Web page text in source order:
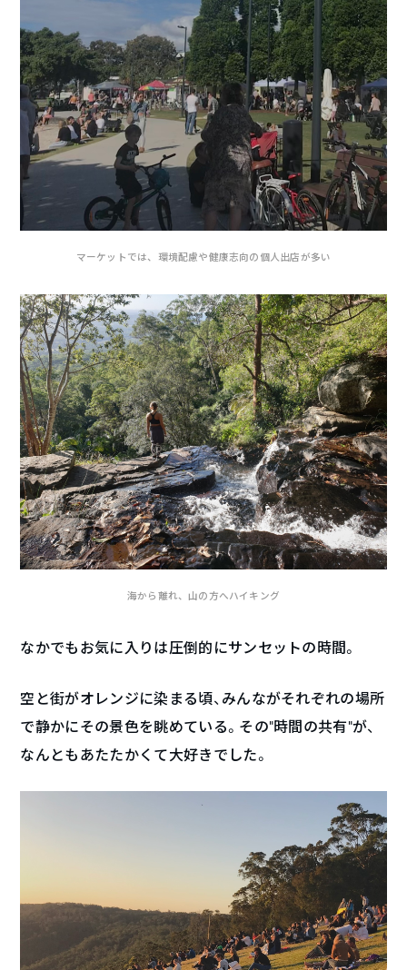
マーケットでは、環境配慮や健康志向の個人出店が多い
海から離れ、山の方へハイキング
なかでもお気に入りは圧倒的にサンセットの時間。
空と街がオレンジに染まる頃、みんながそれぞれの場所
で静かにその景色を眺めている。その“時間の共有”が、
なんともあたたかくて大好きでした。